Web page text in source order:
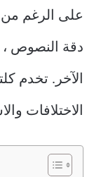
على الرغم من
دقة النصوص
الآخر. تخدم
الاختلافات